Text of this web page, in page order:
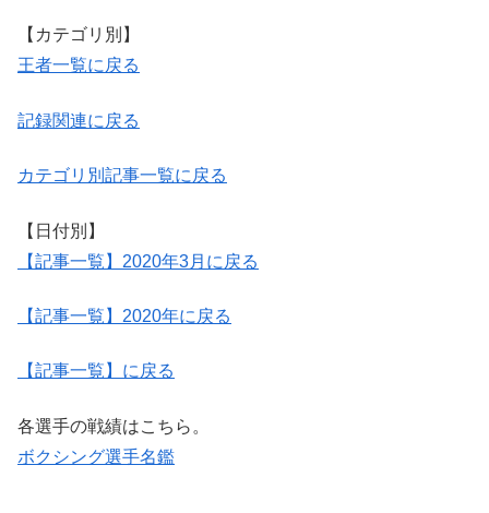
【カテゴリ別】
王者一覧に戻る
記録関連に戻る
カテゴリ別記事一覧に戻る
【日付別】
【記事一覧】2020年3月に戻る
【記事一覧】2020年に戻る
【記事一覧】に戻る
各選手の戦績はこちら。
ボクシング選手名鑑